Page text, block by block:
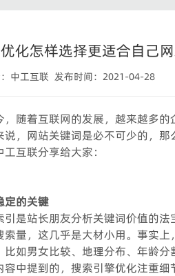
化怎样选择更适合自己网
中工互联 发布时间：2021-04-28
，随着互联网的发展，越来越多
说，网站关键词是必不可少的，
互联分享给大家：
定的关键
引是站长朋友分析关键词价值的
索量，这几乎是大材小用。事实
比如男女比较、地理分布、年龄
容中提到的，搜索引擎优化注重